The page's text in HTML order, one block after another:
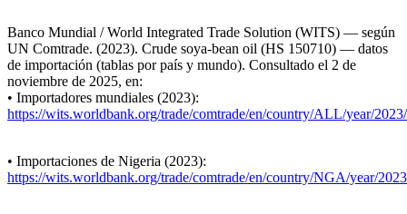
Banco Mundial / World Integrated Trade Solution (WITS) — según
UN Comtrade. (2023). Crude soya-bean oil (HS 150710) — datos
de importación (tablas por país y mundo). Consultado el 2 de
noviembre de 2025, en:
• Importadores mundiales (2023):
https://wits.worldbank.org/trade/comtrade/en/country/ALL/year/
• Importaciones de Nigeria (2023):
https://wits.worldbank.org/trade/comtrade/en/country/NGA/year/